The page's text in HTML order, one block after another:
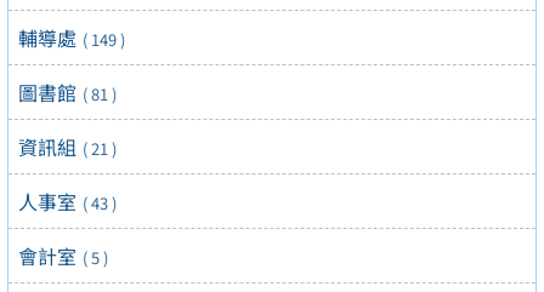
輔導處 ( 149 )
圖書館 ( 81 )
資訊組 ( 21 )
人事室 ( 43 )
會計室 ( 5 )